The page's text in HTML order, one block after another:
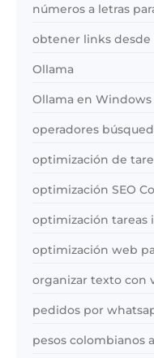
números a letras
obtener links
Ollama
Ollama en Windows
operadores
optimización de
optimización SEO
optimización tareas
optimización web
organizar texto con
pedidos por
pesos colombianos